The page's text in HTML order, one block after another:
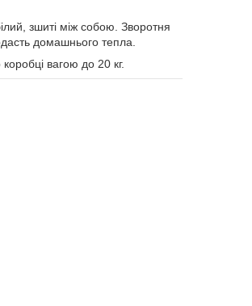
зшиті між собою. Зворотня
домашнього тепла.
вагою до 20 кг.